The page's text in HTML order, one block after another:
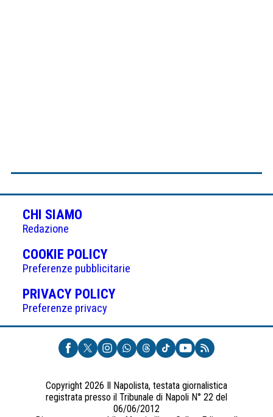
CHI SIAMO
Redazione
COOKIE POLICY(APRE
IN
UNA
NUOVA
Preferenze pubblicitarie
PRIVACY POLICY(APRE
UNA
NUOVA
SCHEDA)
Preferenze privacy
Copyright 2026 Il Napolista, testata giornalistica
registrata presso il Tribunale di Napoli N° 22 del
06/06/2012